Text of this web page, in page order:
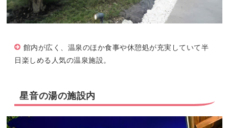
館内が広く、温泉のほか食事や休憩処が充実していて半
日楽しめる人気の温泉施設。
星音の湯の施設内